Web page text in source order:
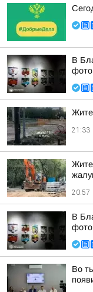
В
21:33
20:57
В
Во